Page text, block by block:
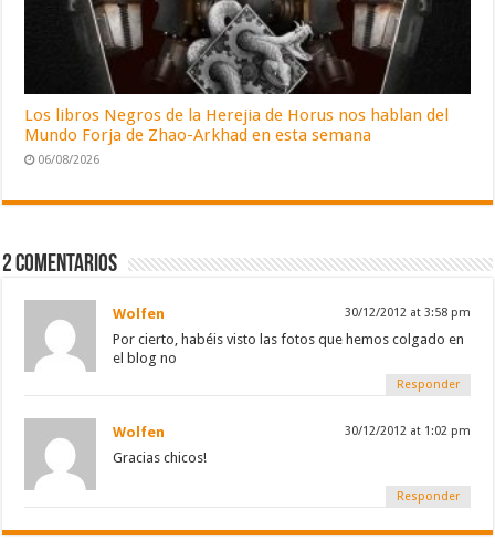
Los libros Negros de la Herejia de Horus nos hablan del
Mundo Forja de Zhao-Arkhad en esta semana
06/08/2026
2 comentarios
Wolfen 30/12/2012 at 3:58 pm
Por cierto, habéis visto las fotos que hemos colgado en
el blog no
Responder
Wolfen 30/12/2012 at 1:02 pm
Gracias chicos!
Responder